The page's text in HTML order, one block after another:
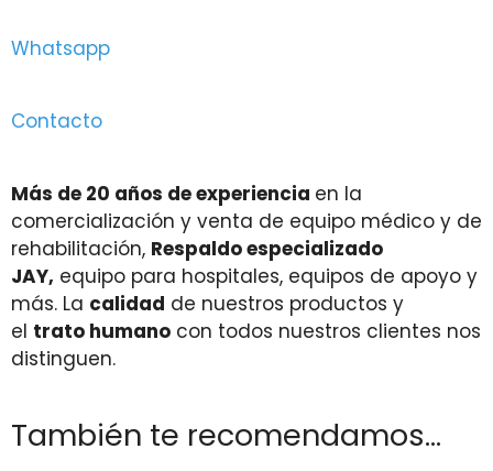
Whatsapp
Contacto
Más de 20 años de experiencia en la
comercialización y venta de equipo médico y de
rehabilitación, Respaldo especializado
JAY, equipo para hospitales, equipos de apoyo y
más. La calidad de nuestros productos y
el trato humano con todos nuestros clientes nos
distinguen.
También te recomendamos…